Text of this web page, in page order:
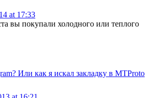
at 17:33
вы покупали холодного или теплого
Или как я искал закладку в MTProto